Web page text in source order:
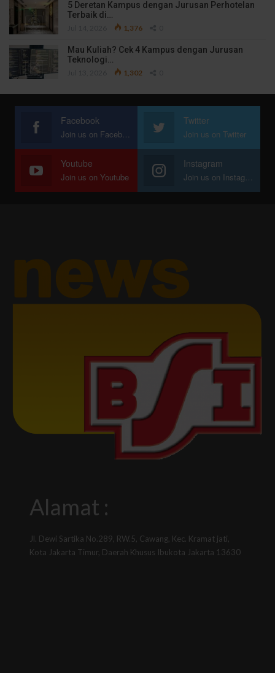
5 Deretan Kampus dengan Jurusan Perhotelan
Terbaik di…
1,376
Mau Kuliah? Cek 4 Kampus dengan Jurusan
Teknologi…
1,302
Facebook
Join us on Facebook
Twitter
Join us on Twitter
Youtube
Join us on Youtube
Instagram
Join us on Instagram
Alamat :
Jl. Dewi Sartika No.289, RW.5, Cawang, Kec. Kramat jati,
Kota Jakarta Timur, Daerah Khusus Ibukota Jakarta 13630